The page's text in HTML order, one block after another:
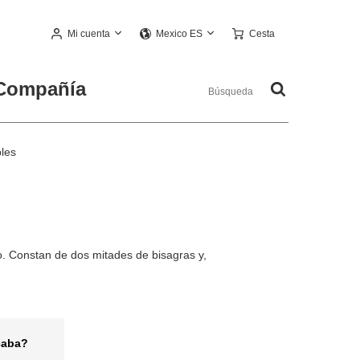
Mi cuenta Mexico ES Cesta
de dos mitades de bisagras y,